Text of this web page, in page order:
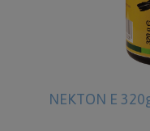
NEKTON E